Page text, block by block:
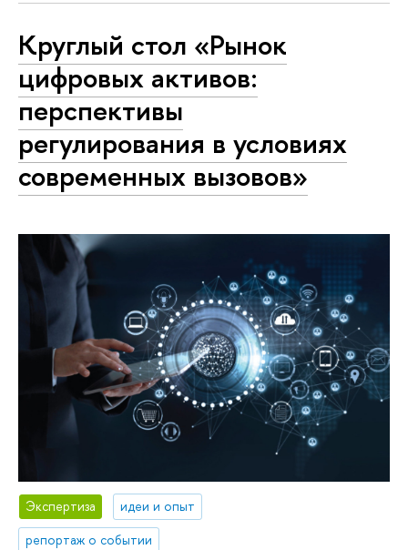
Круглый стол «Рынок
цифровых активов:
перспективы
регулирования в условиях
современных вызовов»
Экспертиза
идеи и опыт
репортаж о событии